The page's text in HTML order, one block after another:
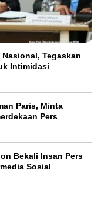
Tegaskan
Intimidasi
Paris, Minta
Pers
Bekali Insan Pers
Sosial